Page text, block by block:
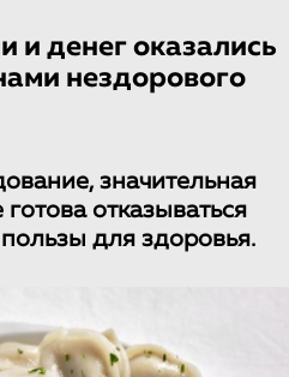
и денег оказались
нездорового
значительная
отказываться
для здоровья.